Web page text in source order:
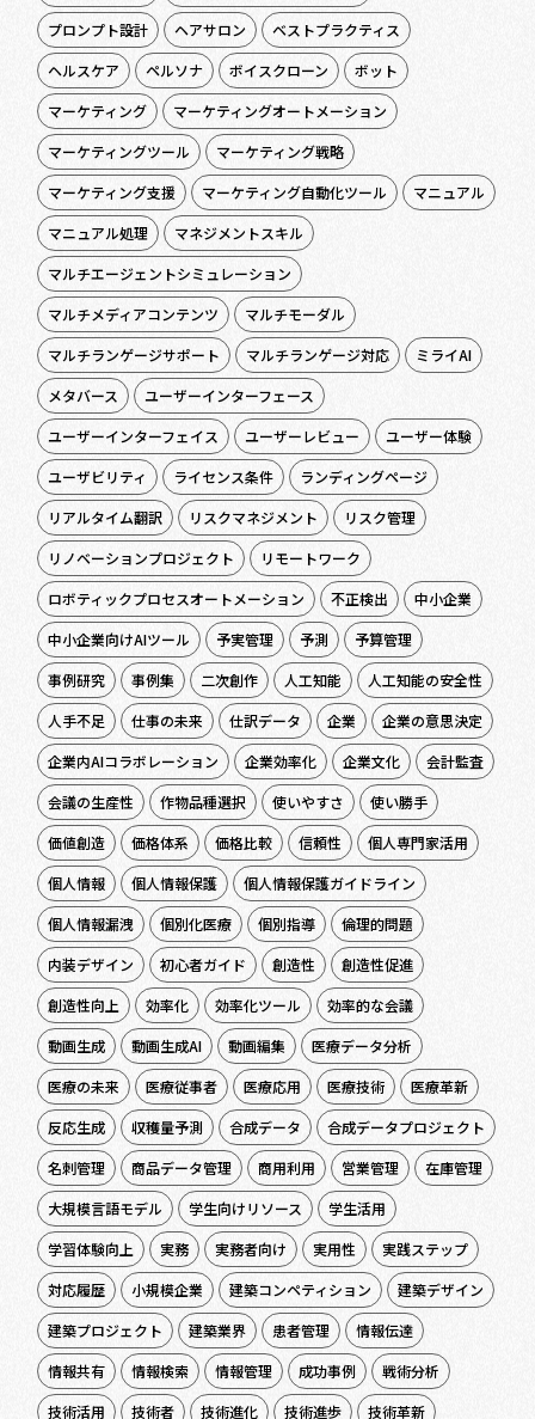
プロンプト設計
ヘアサロン
ベストプラクティス
ヘルスケア
ペルソナ ボイスクローン
ボット
マーケティング
マーケティングオートメーション
マーケティングツール
マーケティング戦略
マーケティング支援
マーケティング自動化ツール
マニュアル
マニュアル処理
マネジメントスキル
マルチエージェントシミュレーション
マルチメディアコンテンツ
マルチモーダル
マルチランゲージサポート
マルチランゲージ対応
ミライAI
メタバース
ユーザーインターフェース
ユーザーインターフェイス
ユーザーレビュー
ユーザー体験
ユーザビリティ
ライセンス条件
ランディングページ
リアルタイム翻訳
リスクマネジメント
リスク管理
リノベーションプロジェクト
リモートワーク
ロボティックプロセスオートメーション
不正検出
中小企業
中小企業向けAIツール
予実管理 予測
予算管理
事例研究
事例集 二次創作 人工知能
人工知能の安全性
人手不足
仕事の未来 仕訳データ 企業
企業の意思決定
企業内AIコラボレーション
企業効率化 企業文化
会計監査
会議の生産性
作物品種選択 使いやすさ
使い勝手
価値創造
価格体系 価格比較 信頼性
個人専門家活用
個人情報
個人情報保護
個人情報保護ガイドライン
個人情報漏洩
個別化医療 個別指導
倫理的問題
内装デザイン
初心者ガイド 創造性
創造性促進
創造性向上
効率化 効率化ツール
効率的な会議
動画生成
動画生成AI 動画編集
医療データ分析
医療の未来
医療従事者 医療応用 医療技術
医療革新
反応生成
収穫量予測 合成データ
合成データプロジェクト
名刺管理
商品データ管理 商用利用 営業管理
在庫管理
大規模言語モデル
学生向けリソース
学生活用
学習体験向上
実務 実務者向け 実用性
実践ステップ
対応履歴
小規模企業 建築コンペティション
建築デザイン
建築プロジェクト
建築業界 患者管理
情報伝達
情報共有
情報検索 情報管理 成功事例
戦術分析
技術活用
技術者 技術進化 技術進歩 技術革新